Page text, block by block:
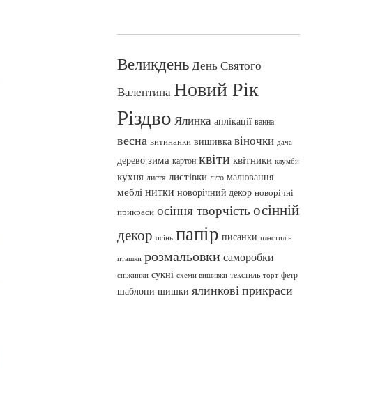
ВеликденьДень Святого
ВалентинаНовий Рік
Різдво Ялинка аплікації ванна
весна витинанки вишивка віночки дача
дерево зима картон квіти квітники клумби
кухня листя листівки літо малювання
меблі нитки новорічний декор новорічні
прикраси осіння творчість осінній
декор осінь папір писанки пластилін
пташки розмальовки саморобки
сніжинки сукні схеми вишивки текстиль торт фетр
шаблони шишки ялинкові прикраси